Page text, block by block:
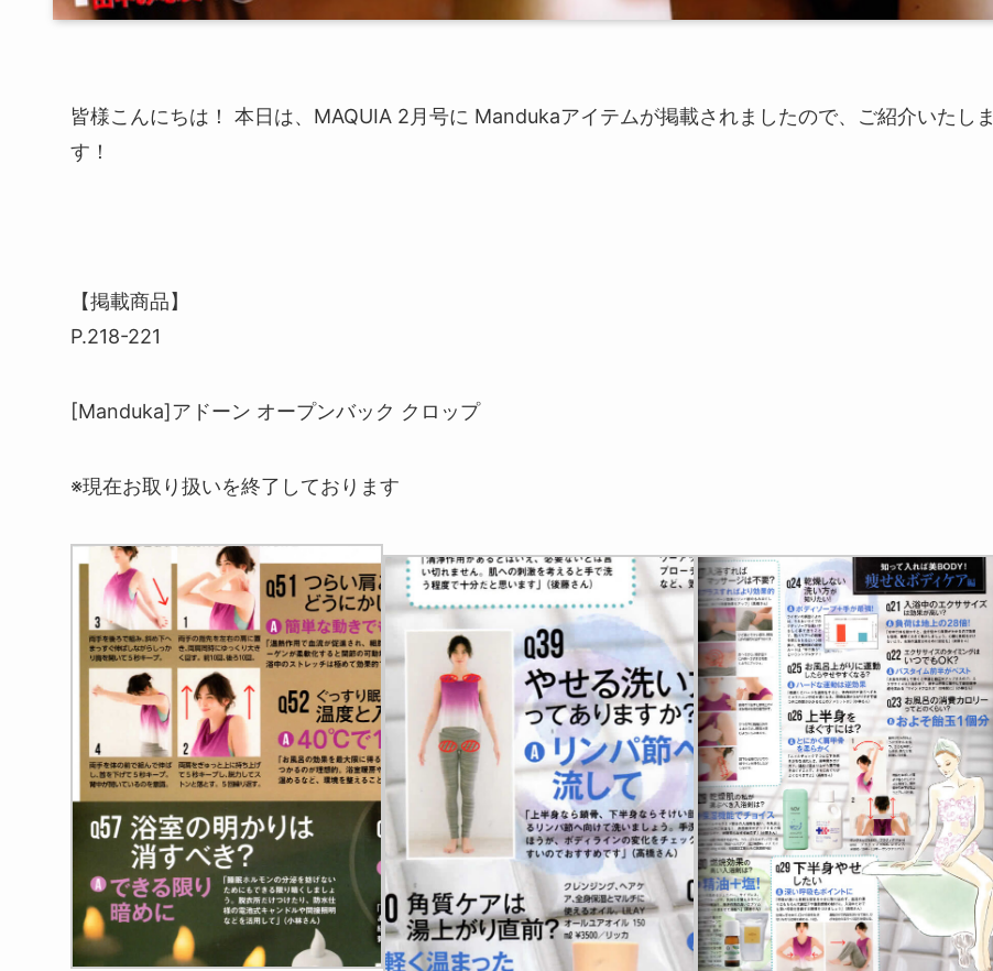
皆様こんにちは！ 本日は、MAQUIA 2月号に Mandukaアイテムが掲載されましたので、ご紹介いたしま
す！
【掲載商品】
P.218-221
[Manduka]アドーン オープンバック クロップ
※現在お取り扱いを終了しております